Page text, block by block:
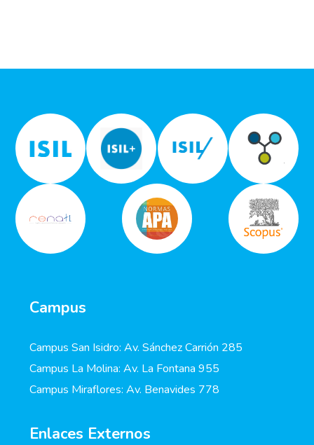
Campus
Campus San Isidro: Av. Sánchez Carrión 285
Campus La Molina: Av. La Fontana 955
Campus Miraflores: Av. Benavides 778
Enlaces Externos